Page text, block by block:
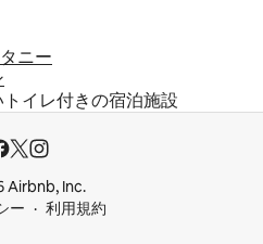
ニー
イレ付きの宿泊施設
Airbnb, Inc.
ー
利用規約